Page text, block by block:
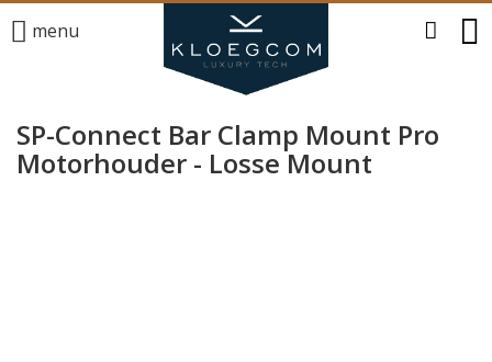
menu
SP-Connect Bar Clamp Mount Pro
Motorhouder - Losse Mount